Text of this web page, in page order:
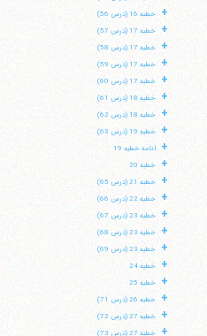
+ خطبه 16 (درس 56)
+ خطبه 17 (درس 57)
+ خطبه 17 (درس 58)
+ خطبه 17 (درس 59)
+ خطبه 17 (درس 60)
+ خطبه 18 (درس 61)
+ خطبه 18 (درس 62)
+ خطبه 19 (درس 63)
+ ادامه خطبه 19
+ خطبه 20
+ خطبه 21 (درس 65)
+ خطبه 22 (درس 66)
+ خطبه 23 (درس 67)
+ خطبه 23 (درس 68)
+ خطبه 23 (درس 69)
+ خطبه 24
+ خطبه 25
+ خطبه 26 (درس 71)
+ خطبه 27 (درس 72)
+ خطبه 27 (درس 73)